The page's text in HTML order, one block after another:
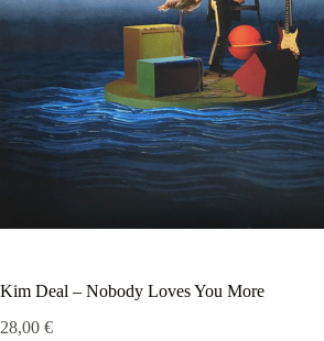
Kim Deal – Nobody Loves You More
28,00 €